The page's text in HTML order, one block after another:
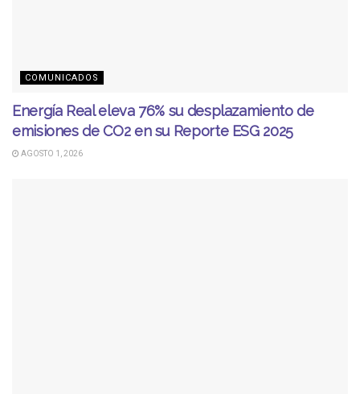
COMUNICADOS
Energía Real eleva 76% su desplazamiento de
emisiones de CO2 en su Reporte ESG 2025
AGOSTO 1, 2026